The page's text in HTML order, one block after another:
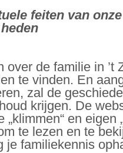
feiten van
over de familie in ’t
te vinden. En
zal de
krijgen. De
en eigen
te lezen en te
je familiekennis